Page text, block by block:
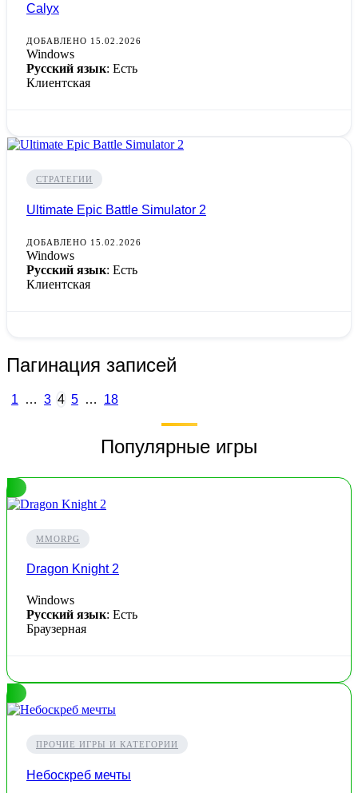
Calyx
ДОБАВЛЕНО 15.02.2026
Windows
Русский язык: Есть
Клиентская
СТРАТЕГИИ
Ultimate Epic Battle Simulator 2
ДОБАВЛЕНО 15.02.2026
Windows
Русский язык: Есть
Клиентская
Пагинация записей
1 … 3 4 5 … 18
Популярные игры
MMORPG
Dragon Knight 2
Windows
Русский язык: Есть
Браузерная
ПРОЧИЕ ИГРЫ И КАТЕГОРИИ
Небоскреб мечты